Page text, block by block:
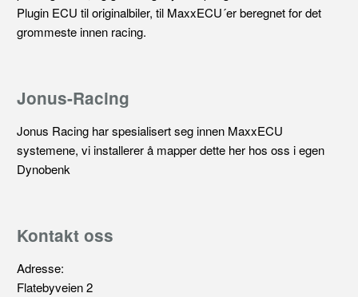
Plugin ECU til originalbiler, til MaxxECU´er beregnet for det
grommeste innen racing.
Jonus-Racing
Jonus Racing har spesialisert seg innen MaxxECU
systemene, vi installerer å mapper dette her hos oss i egen
Dynobenk
Kontakt oss
Adresse:
Flatebyveien 2